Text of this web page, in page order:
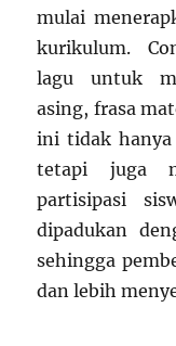
mulai
kurikulum.
lagu untuk
asing, frasa
ini tidak
tetapi juga
partisipasi
dipadukan
sehingga
dan lebih